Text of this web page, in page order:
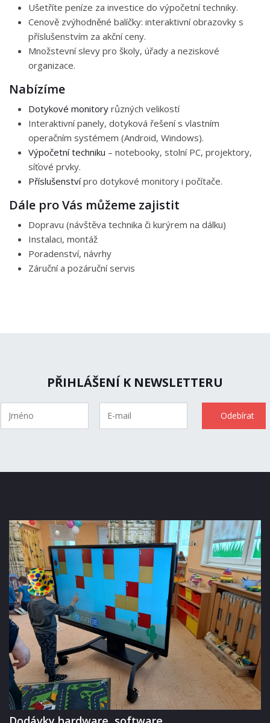
Ušetříte peníze za investice do výpočetní techniky.
Cenově zvýhodněné balíčky: interaktivní obrazovky s
příslušenstvím za akční ceny.
Množstevní slevy pro školy, úřady a neziskové
organizace.
Nabízíme
Dotykové monitory různých velikostí
Interaktivní panely, dotyková řešení s vlastním
operačním systémem (Android, Windows).
Výpočetní techniku – notebooky, stolní PC, projektory,
síťové prvky.
Příslušenstvípro dotykové monitory i počítače.
Dále pro Vás můžeme zajistit
Dopravu (návštěva technika či kurýrem na dálku)
Instalaci, montáž
Poradenství, návrhy
Záruční a pozáruční servis
PŘIHLÁŠENÍ K NEWSLETTERU